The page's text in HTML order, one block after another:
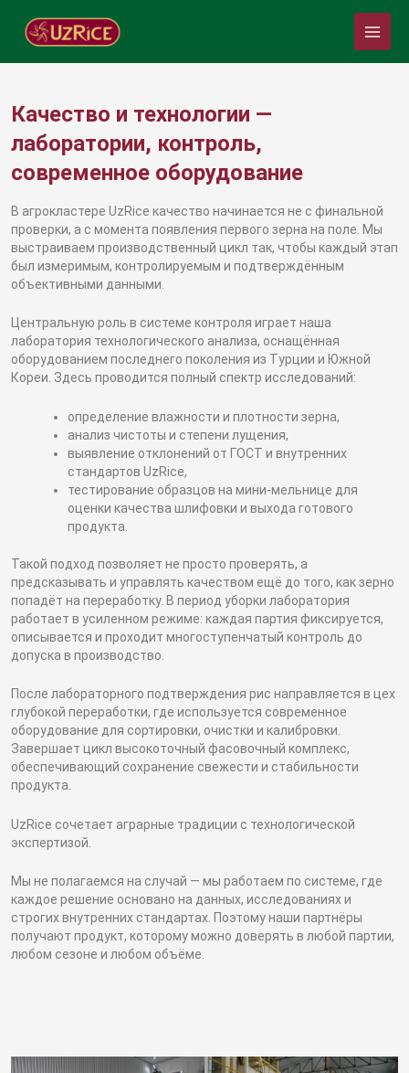
Main
Menu
Качество и технологии —
лаборатории, контроль,
современное оборудование
В агрокластере UzRice качество начинается не с финальной
проверки, а с момента появления первого зерна на поле. Мы
выстраиваем производственный цикл так, чтобы каждый этап
был измеримым, контролируемым и подтверждённым
объективными данными.
Центральную роль в системе контроля играет наша
лаборатория технологического анализа, оснащённая
оборудованием последнего поколения из Турции и Южной
Кореи. Здесь проводится полный спектр исследований:
определение влажности и плотности зерна,
анализ чистоты и степени лущения,
выявление отклонений от ГОСТ и внутренних
стандартов UzRice,
тестирование образцов на мини-мельнице для
оценки качества шлифовки и выхода готового
продукта.
Такой подход позволяет не просто проверять, а
предсказывать и управлять качеством ещё до того, как зерно
попадёт на переработку. В период уборки лаборатория
работает в усиленном режиме: каждая партия фиксируется,
описывается и проходит многоступенчатый контроль до
допуска в производство.
После лабораторного подтверждения рис направляется в цех
глубокой переработки, где используется современное
оборудование для сортировки, очистки и калибровки.
Завершает цикл высокоточный фасовочный комплекс,
обеспечивающий сохранение свежести и стабильности
продукта.
UzRice сочетает аграрные традиции с технологической
экспертизой.
Мы не полагаемся на случай — мы работаем по системе, где
каждое решение основано на данных, исследованиях и
строгих внутренних стандартах. Поэтому наши партнёры
получают продукт, которому можно доверять в любой партии,
любом сезоне и любом объёме.